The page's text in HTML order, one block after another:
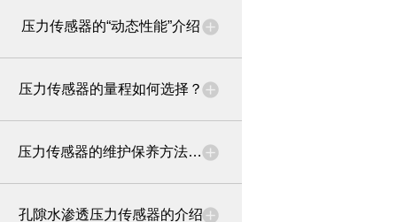
压力传感器的“动态性能”介绍
压力传感器的量程如何选择？
压力传感器的维护保养方法快来看看你都知道吗？
孔隙水渗透压力传感器的介绍